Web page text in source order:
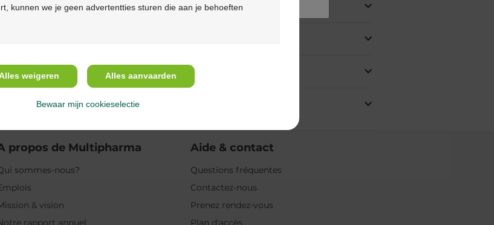
Propriétés
Usage
Ingrédients
propos de Multipharma
sommes-nous?
& vision
rapport annuel
Aide & contact
Questions fréquentes
Contactez-nous
Prenez rendez-vous
Plan d'accès
kunnen we je geen advertentties sturen die aan je behoeften
weigeren Alles aanvaarden
Bewaar mijn cookieselectie